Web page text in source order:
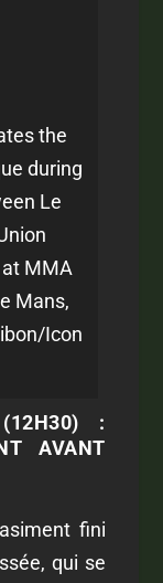
the
during
Le
MMA
Mans,
Icon
:
AVANT
fini
qui se